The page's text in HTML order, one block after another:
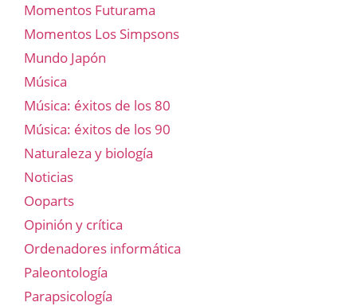
Momentos Futurama
Momentos Los Simpsons
Mundo Japón
Música
Música: éxitos de los 80
Música: éxitos de los 90
Naturaleza y biología
Noticias
Ooparts
Opinión y crítica
Ordenadores informática
Paleontología
Parapsicología